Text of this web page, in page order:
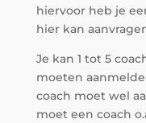
hiervoor heb je
hier kan
Je kan 1 tot 5
moeten
coach moet wel
moet een coach